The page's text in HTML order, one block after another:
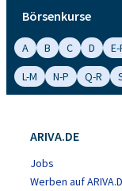
Börsenkurse
A B C D E-
L-M
N-P Q-R
ARIVA.DE
Jobs
Werben auf